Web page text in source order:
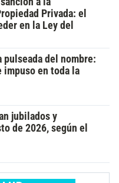
Privada: el
en la Ley del
pulseada del nombre:
impuso en toda la
jubilados y
de 2026, según el